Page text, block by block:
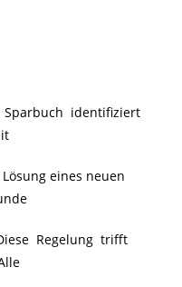
identifiziert
eines neuen
Regelung trifft